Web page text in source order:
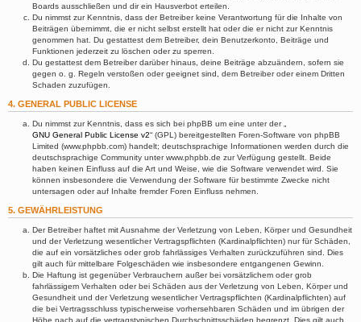
Boards ausschließen und dir ein Hausverbot erteilen.
Du nimmst zur Kenntnis, dass der Betreiber keine Verantwortung für die Inhalte von
Beiträgen übernimmt, die er nicht selbst erstellt hat oder die er nicht zur Kenntnis
genommen hat. Du gestattest dem Betreiber, dein Benutzerkonto, Beiträge und
Funktionen jederzeit zu löschen oder zu sperren.
Du gestattest dem Betreiber darüber hinaus, deine Beiträge abzuändern, sofern sie
gegen o. g. Regeln verstoßen oder geeignet sind, dem Betreiber oder einem Dritten
Schaden zuzufügen.
4. GENERAL PUBLIC LICENSE
Du nimmst zur Kenntnis, dass es sich bei phpBB um eine unter der „
GNU General Public License v2“ (GPL) bereitgestellten Foren-Software von phpBB
Limited (www.phpbb.com) handelt; deutschsprachige Informationen werden durch die
deutschsprachige Community unter www.phpbb.de zur Verfügung gestellt. Beide
haben keinen Einfluss auf die Art und Weise, wie die Software verwendet wird. Sie
können insbesondere die Verwendung der Software für bestimmte Zwecke nicht
untersagen oder auf Inhalte fremder Foren Einfluss nehmen.
5. GEWÄHRLEISTUNG
Der Betreiber haftet mit Ausnahme der Verletzung von Leben, Körper und Gesundheit
und der Verletzung wesentlicher Vertragspflichten (Kardinalpflichten) nur für Schäden,
die auf ein vorsätzliches oder grob fahrlässiges Verhalten zurückzuführen sind. Dies
gilt auch für mittelbare Folgeschäden wie insbesondere entgangenen Gewinn.
Die Haftung ist gegenüber Verbrauchern außer bei vorsätzlichem oder grob
fahrlässigem Verhalten oder bei Schäden aus der Verletzung von Leben, Körper und
Gesundheit und der Verletzung wesentlicher Vertragspflichten (Kardinalpflichten) auf
die bei Vertragsschluss typischerweise vorhersehbaren Schäden und im übrigen der
Höhe nach auf die vertragstypischen Durchschnittsschäden begrenzt. Dies gilt auch